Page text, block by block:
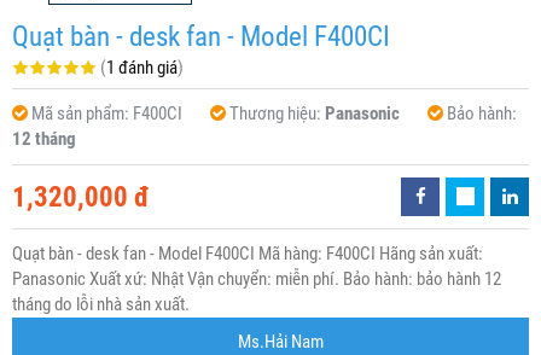
Quạt bàn - desk fan - Model F400CI
(1 đánh giá)
Mã sản phẩm: F400CI Thương hiệu: Panasonic
Bảo hành:
12 tháng
1,320,000 đ
Quạt bàn - desk fan - Model F400CI Mã hàng: F400CI Hãng sản xuất:
Panasonic Xuất xứ: Nhật Vận chuyển: miễn phí. Bảo hành: bảo hành 12
tháng do lỗi nhà sản xuất.
Ms.Hải Nam